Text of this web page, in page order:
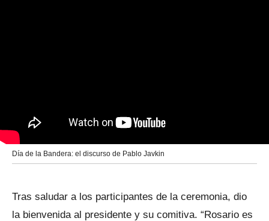
Día de la Bandera: el discurso de Pablo Javkin
Tras saludar a los participantes de la ceremonia, dio
la bienvenida al presidente y su comitiva. “Rosario es